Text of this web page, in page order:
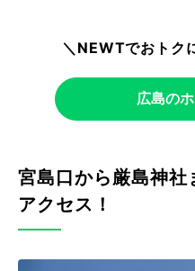
＼NEWTでおトク
広島の
宮島口から厳島神
アクセス！